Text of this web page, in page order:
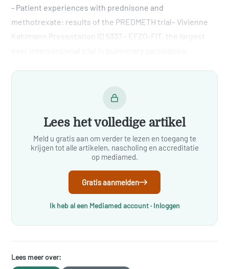
- Patient experiences with prednisone and
methotrexate: results of the PREDMETH trial– Vivienne
Kahlmann Presentation ID 5337 - EFZO-FIT, the largest
Lees het volledige artikel
Meld u gratis aan om verder te lezen en toegang te
krijgen tot alle artikelen, nascholing en accreditatie
op mediamed.
Gratis aanmelden
Ik heb al een Mediamed account · Inloggen
Lees meer over: